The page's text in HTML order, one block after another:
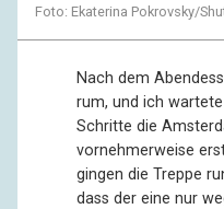
Foto: Ekaterina Pokrovsky/
Nach dem
rum, und ich
Schritte die
vornehmerweise
gingen die Treppe
dass der eine nur